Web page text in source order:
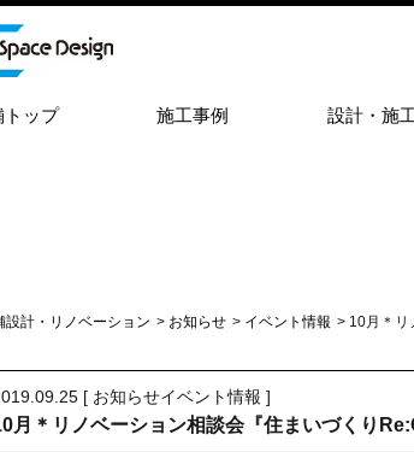
トップ 施工事例 設計・施
設計・リノベーション > お知らせ > イベント情報 > 10月＊リ
[ お知らせイベント情報 ]
月＊リノベーション相談会『住まいづくり